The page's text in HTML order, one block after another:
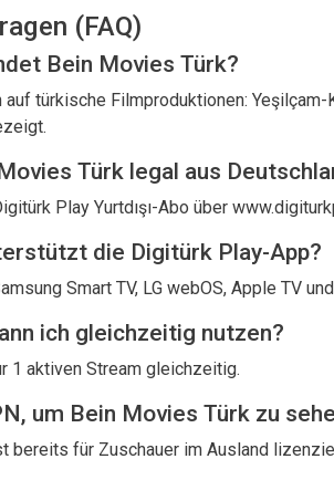
(FAQ)
Bein Movies Türk?
türkische Filmproduktionen:
Türk legal aus
Play Yurtdışı-Abo über
die Digitürk Play-App?
Smart TV, LG webOS, Apple TV
ich gleichzeitig nutzen?
1 aktiven Stream gleichzeitig.
um Bein Movies Türk zu
bereits für Zuschauer im Ausland